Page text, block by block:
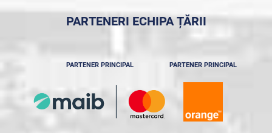
PARTENERI ECHIPA ȚĂRII
PARTENER PRINCIPAL PARTENER PRINCIPAL